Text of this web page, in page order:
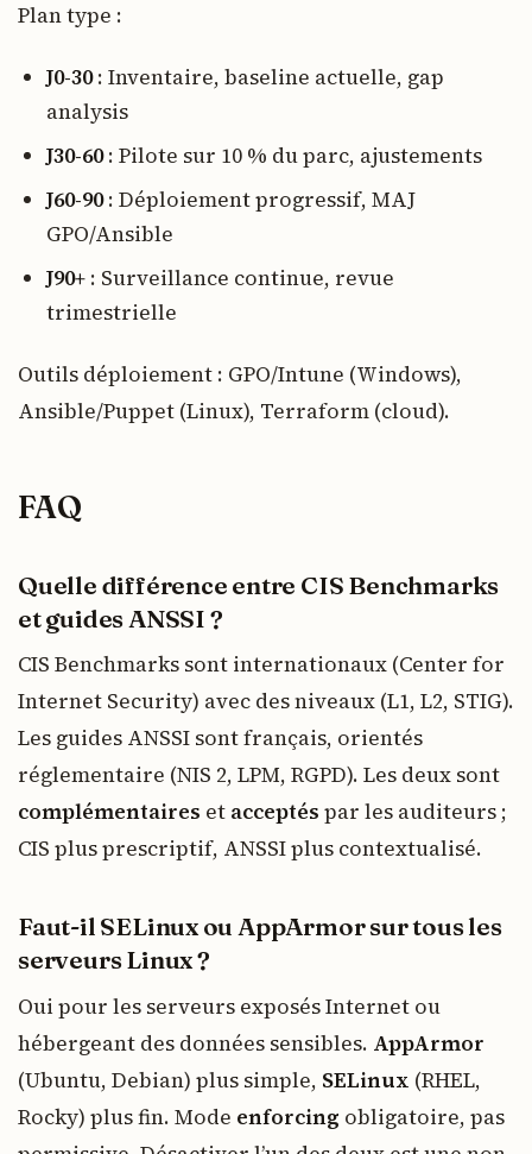
Plan type :
J0-30: Inventaire, baseline actuelle, gap
analysis
J30-60: Pilote sur 10 % du parc, ajustements
J60-90: Déploiement progressif, MAJ
GPO/Ansible
J90+ : Surveillance continue, revue
trimestrielle
Outils déploiement : GPO/Intune (Windows),
Ansible/Puppet (Linux), Terraform (cloud).
FAQ
Quelle différence entre CIS Benchmarks
et guides ANSSI ?
CIS Benchmarks sont internationaux (Center for
Internet Security) avec des niveaux (L1, L2, STIG).
Les guides ANSSI sont français, orientés
réglementaire (NIS 2, LPM, RGPD). Les deux sont
complémentaires et acceptés par les auditeurs ;
CIS plus prescriptif, ANSSI plus contextualisé.
Faut-il SELinux ou AppArmor sur tous les
serveurs Linux ?
Oui pour les serveurs exposés Internet ou
hébergeant des données sensibles. AppArmor
(Ubuntu, Debian) plus simple, SELinux (RHEL,
Rocky) plus fin. Mode enforcing obligatoire, pas